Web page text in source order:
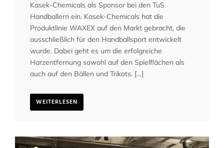
Kasek-Chemicals als Sponsor bei den TuS
Handballern ein. Kasek-Chemicals hat die
Produktlinie WAXEX auf den Markt gebracht, die
ausschließlich für den Handballsport entwickelt
wurde. Dabei geht es um die erfolgreiche
Harzentfernung sowohl auf den Spielflächen als
auch auf den Bällen und Trikots. […]
WEITERLESEN